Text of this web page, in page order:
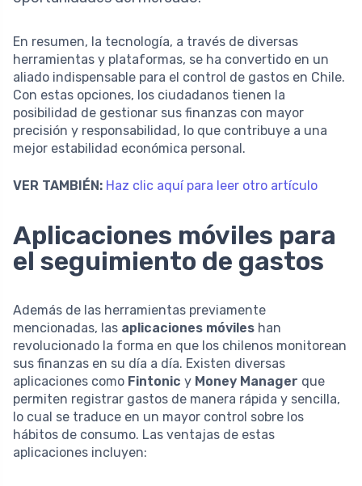
En resumen, la tecnología, a través de diversas
herramientas y plataformas, se ha convertido en un
aliado indispensable para el control de gastos en Chile.
Con estas opciones, los ciudadanos tienen la
posibilidad de gestionar sus finanzas con mayor
precisión y responsabilidad, lo que contribuye a una
mejor estabilidad económica personal.
VER TAMBIÉN: Haz clic aquí para leer otro artículo
Aplicaciones móviles para
el seguimiento de gastos
Además de las herramientas previamente
mencionadas, las aplicaciones móviles han
revolucionado la forma en que los chilenos monitorean
sus finanzas en su día a día. Existen diversas
aplicaciones como Fintonic y Money Manager que
permiten registrar gastos de manera rápida y sencilla,
lo cual se traduce en un mayor control sobre los
hábitos de consumo. Las ventajas de estas
aplicaciones incluyen: